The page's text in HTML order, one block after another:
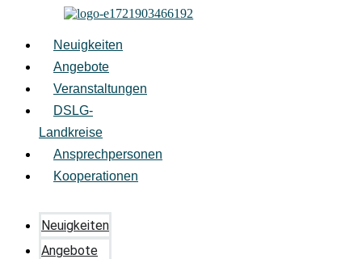
springen
Neuigkeiten
Angebote
Veranstaltungen
DSLG-
Landkreise
Ansprechpersonen
Kooperationen
Neuigkeiten
Angebote